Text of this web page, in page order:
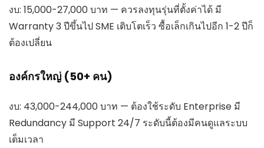
งบ: 15,000-27,000 บาท — ควรลงทุนรุ่นที่ตั้งค่าได้ มี
Warranty 3 ปีขึ้นไป SME เติบโตเร็ว ซื้อเล็กเกินไปอีก 1-2 ปีก็
ต้องเปลี่ยน
องค์กรใหญ่ (50+ คน)
งบ: 43,000-244,000 บาท — ต้องใช้ระดับ Enterprise มี
Redundancy มี Support 24/7 ระดับนี้ต้องมีคนดูแลระบบ
เต็มเวลา